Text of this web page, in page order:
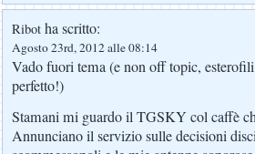
Ribot ha scritto:
Agosto 23rd, 2012 alle 08:14
Vado fuori tema (e non off topic,
perfetto!)
Stamani mi guardo il TGSKY col caffè
Annunciano il servizio sulle decisioni